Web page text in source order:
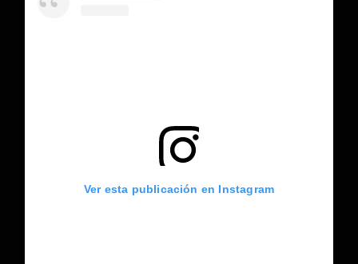
Ver esta publicación en Instagram